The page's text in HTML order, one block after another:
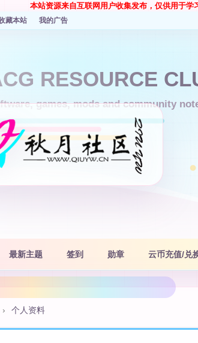
本站资源来自互联网用户收集发布，仅供用于
藏本站 我的广告
最新主题 签到 勋章 云币充值/兑
› 个人资料